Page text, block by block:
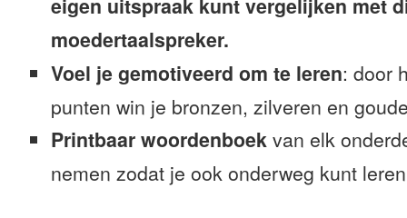
eigen uitspraak kunt vergelijken met
moedertaalspreker.
Voel je gemotiveerd om te leren: door
punten win je bronzen, zilveren en
Printbaar woordenboek van elk
nemen zodat je ook onderweg kunt